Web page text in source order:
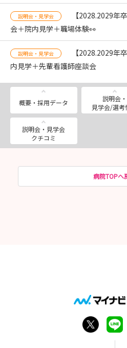
説明会・見学会
【2028.2029年
会＋院内見学＋職場体験👀
説明会・見学会
【2028.2029年
内見学＋先輩看護師座談会
概要・採用データ
説明会・
見学会/選考
説明会・見学会
クチコミ
病院TOPへ